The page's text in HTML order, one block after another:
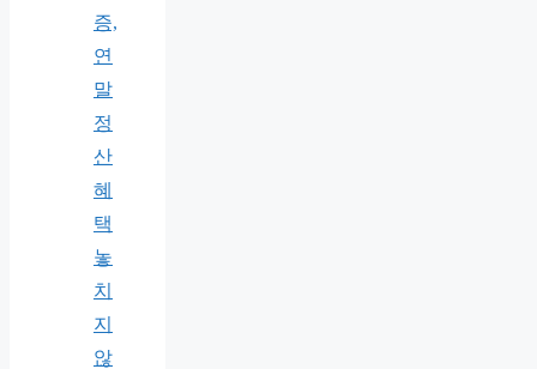
증,
연
말
정
산
혜
택
놓
치
지
않